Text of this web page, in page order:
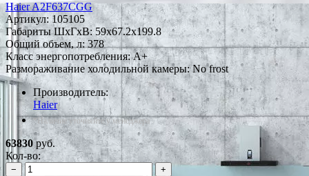
Haier A2F637CGG
Артикул: 105105
Габариты ШxГxВ: 59x67.2x199.8
Общий объем, л: 378
Класс энергопотребления: A+
Размораживание холодильной камеры: No frost
Производитель:
Haier
*Наличие уточняйте у менеджера
63830руб.
Кол-во:
−
+